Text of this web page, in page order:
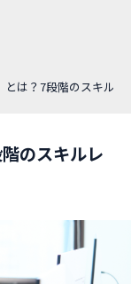
とは？7段階のスキル
のスキルレ